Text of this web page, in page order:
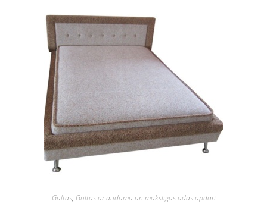
Gultas, Gultas ar audumu un mākslīgās ādas apdari